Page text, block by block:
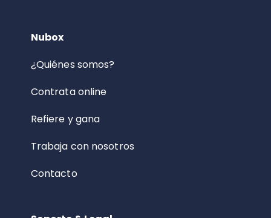
Nubox
¿Quiénes somos?
Contrata online
Refiere y gana
Trabaja con nosotros
Contacto